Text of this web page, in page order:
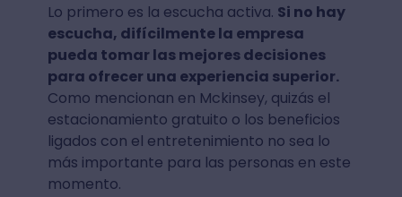
Lo primero es la escucha activa. Si no hay
escucha, difícilmente la empresa
pueda tomar las mejores decisiones
para ofrecer una experiencia superior.
Como mencionan en Mckinsey, quizás el
estacionamiento gratuito o los beneficios
ligados con el entretenimiento no sea lo
más importante para las personas en este
momento.